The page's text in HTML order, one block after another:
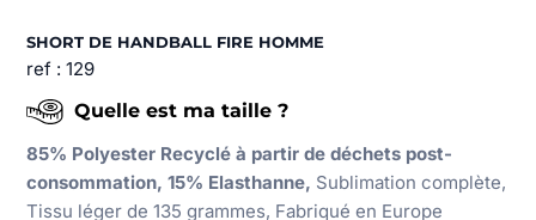
SHORT DE HANDBALL FIRE HOMME
ref : 129
Quelle est ma taille ?
85% Polyester Recyclé à partir de déchets post-
consommation, 15% Elasthanne, Sublimation complète,
Tissu léger de 135 grammes, Fabriqué en Europe